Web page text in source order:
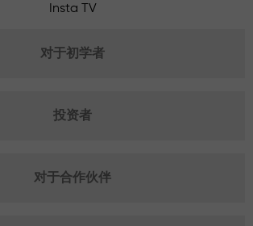
Insta TV
对于初学者
投资者
对于合作伙伴